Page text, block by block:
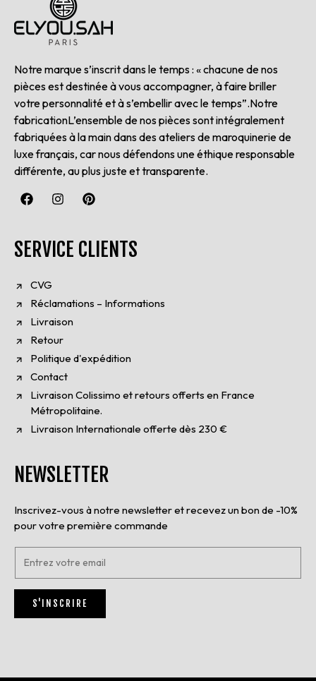
Notre marque s’inscrit dans le temps : « chacune de nos
pièces est destinée à vous accompagner, à faire briller
votre personnalité et à s’embellir avec le temps”.Notre
fabricationL’ensemble de nos pièces sont intégralement
fabriquées à la main dans des ateliers de maroquinerie de
luxe français, car nous défendons une éthique responsable
différente, au plus juste et transparente.
SERVICE CLIENTS
CVG
Réclamations – Informations
Livraison
Retour
Politique d'expédition
Contact
Livraison Colissimo et retours offerts en France
Métropolitaine.
Livraison Internationale offerte dès 230 €
NEWSLETTER
Inscrivez-vous à notre newsletter et recevez un bon de -10%
pour votre première commande
E
t
r
z
S'INSCRIRE